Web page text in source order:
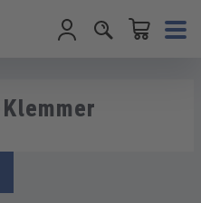
Warenkorb